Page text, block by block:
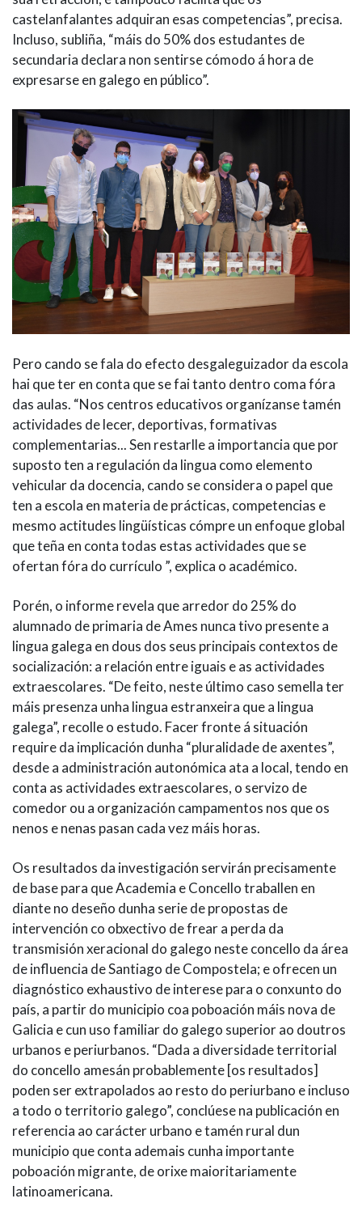
castelanfalantes adquiran esas competencias”, precisa.
Incluso, subliña, “máis do 50% dos estudantes de
secundaria declara non sentirse cómodo á hora de
expresarse en galego en público”.
Pero cando se fala do efecto desgaleguizador da escola
hai que ter en conta que se fai tanto dentro coma fóra
das aulas. “Nos centros educativos organízanse tamén
actividades de lecer, deportivas, formativas
complementarias... Sen restarlle a importancia que por
suposto ten a regulación da lingua como elemento
vehicular da docencia, cando se considera o papel que
ten a escola en materia de prácticas, competencias e
mesmo actitudes lingüísticas cómpre un enfoque global
que teña en conta todas estas actividades que se
ofertan fóra do currículo ”, explica o académico.
Porén, o informe revela que arredor do 25% do
alumnado de primaria de Ames nunca tivo presente a
lingua galega en dous dos seus principais contextos de
socialización: a relación entre iguais e as actividades
extraescolares. “De feito, neste último caso semella ter
máis presenza unha lingua estranxeira que a lingua
galega”, recolle o estudo. Facer fronte á situación
require da implicación dunha “pluralidade de axentes”,
desde a administración autonómica ata a local, tendo en
conta as actividades extraescolares, o servizo de
comedor ou a organización campamentos nos que os
nenos e nenas pasan cada vez máis horas.
Os resultados da investigación servirán precisamente
de base para que Academia e Concello traballen en
diante no deseño dunha serie de propostas de
intervención co obxectivo de frear a perda da
transmisión xeracional do galego neste concello da área
de influencia de Santiago de Compostela; e ofrecen un
diagnóstico exhaustivo de interese para o conxunto do
país, a partir do municipio coa poboación máis nova de
Galicia e cun uso familiar do galego superior ao doutros
urbanos e periurbanos. “Dada a diversidade territorial
do concello amesán probablemente [os resultados]
poden ser extrapolados ao resto do periurbano e incluso
a todo o territorio galego”, conclúese na publicación en
referencia ao carácter urbano e tamén rural dun
municipio que conta ademais cunha importante
poboación migrante, de orixe maioritariamente
latinoamericana.